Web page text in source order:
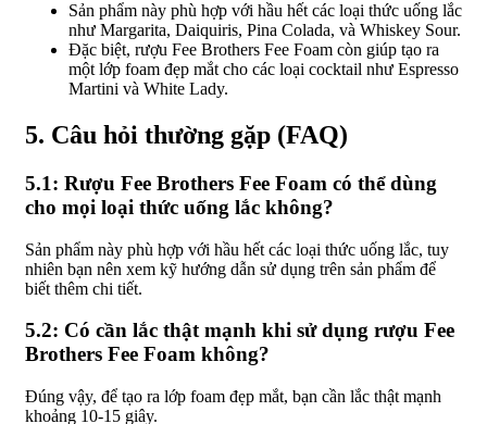
Sản phẩm này phù hợp với hầu hết các loại thức uống lắc
như Margarita, Daiquiris, Pina Colada, và Whiskey Sour.
Đặc biệt, rượu Fee Brothers Fee Foam còn giúp tạo ra
một lớp foam đẹp mắt cho các loại cocktail như Espresso
Martini và White Lady.
5. Câu hỏi thường gặp (FAQ)
5.1: Rượu Fee Brothers Fee Foam có thể dùng
cho mọi loại thức uống lắc không?
Sản phẩm này phù hợp với hầu hết các loại thức uống lắc, tuy
nhiên bạn nên xem kỹ hướng dẫn sử dụng trên sản phẩm để
biết thêm chi tiết.
5.2: Có cần lắc thật mạnh khi sử dụng rượu Fee
Brothers Fee Foam không?
Đúng vậy, để tạo ra lớp foam đẹp mắt, bạn cần lắc thật mạnh
khoảng 10-15 giây.